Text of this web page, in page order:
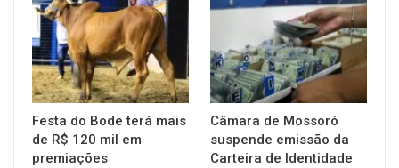
Festa do Bode terá mais
de R$ 120 mil em
premiações
Câmara de Mossoró
suspende emissão da
Carteira de Identidade